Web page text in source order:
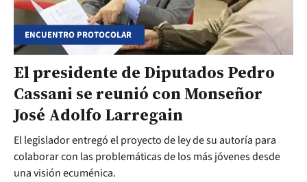
ENCUENTRO PROTOCOLAR
El presidente de Diputados Pedro
Cassani se reunió con Monseñor
José Adolfo Larregain
El legislador entregó el proyecto de ley de su autoría para
colaborar con las problemáticas de los más jóvenes desde
una visión ecuménica.